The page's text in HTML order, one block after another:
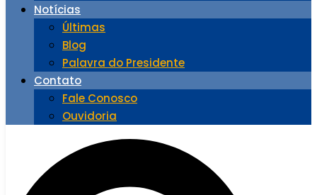
Notícias
Últimas
Blog
Palavra do Presidente
Contato
Fale Conosco
Ouvidoria